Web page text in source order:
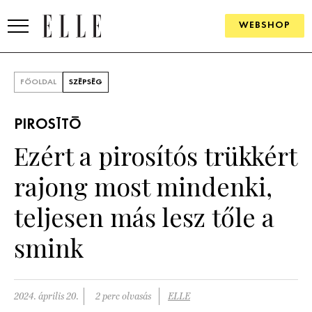
WEBSHOP
SZÉPSÉG
KULTÚRA
PSZICHÉ
PÁRKAPCSOLAT
FŐOLDAL SZÉPSÉG
PIROSÍTÓ
Ezért a pirosítós trükkért
rajong most mindenki,
teljesen más lesz tőle a
smink
2024. április 20. 2 perc olvasás ELLE